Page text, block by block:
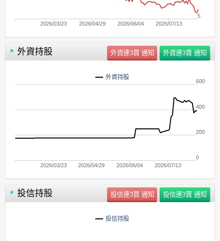
2026/03/23 2026/04/29 2026/06/04 2026/07/13
5
外資持股
外資持股
2026/03/23 2026/04/29 2026/06/04 2026/07/13
200
400
600
0
投信持股
投信持股